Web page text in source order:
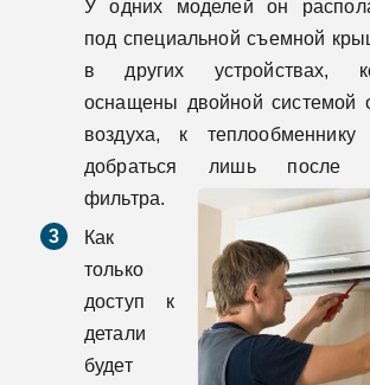
У одних моделей он
под специальной съемной
в других устройствах,
оснащены двойной системой
воздуха, к
добраться лишь после
фильтра.
Как
только
доступ к
детали
будет